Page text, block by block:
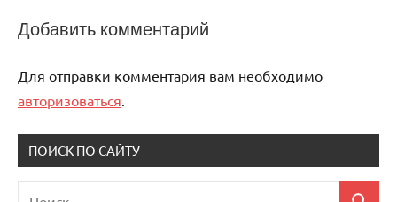
Добавить комментарий
Для отправки комментария вам необходимо
авторизоваться
ПОИСК ПО САЙТУ